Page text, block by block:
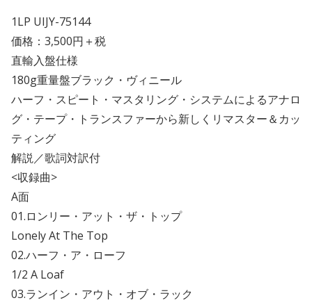
1LP UIJY-75144
価格：3,500円＋税
直輸入盤仕様
180g重量盤ブラック・ヴィニール
ハーフ・スピート・マスタリング・システムによるアナロ
グ・テープ・トランスファーから新しくリマスター＆カッ
ティング
解説／歌詞対訳付
<収録曲>
A面
01.ロンリー・アット・ザ・トップ
Lonely At The Top
02.ハーフ・ア・ローフ
1/2 A Loaf
03.ランイン・アウト・オブ・ラック